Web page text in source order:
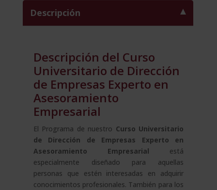
Descripción
Descripción del Curso
Universitario de Dirección
de Empresas Experto en
Asesoramiento
Empresarial
El Programa de nuestro Curso Universitario
de Dirección de Empresas Experto en
Asesoramiento Empresarial está
especialmente diseñado para aquellas
personas que estén interesadas en adquirir
conocimientos profesionales. También para los